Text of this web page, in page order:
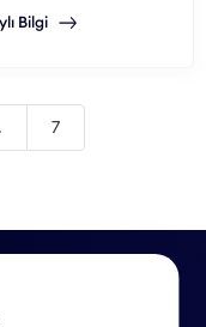
Bilgi
7